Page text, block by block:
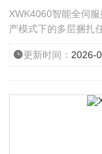
XWK4060智能全伺
产模式下的多层捆扎
将新的膜卷热封接
机自动更换膜卷，通
更新时间： 2026-